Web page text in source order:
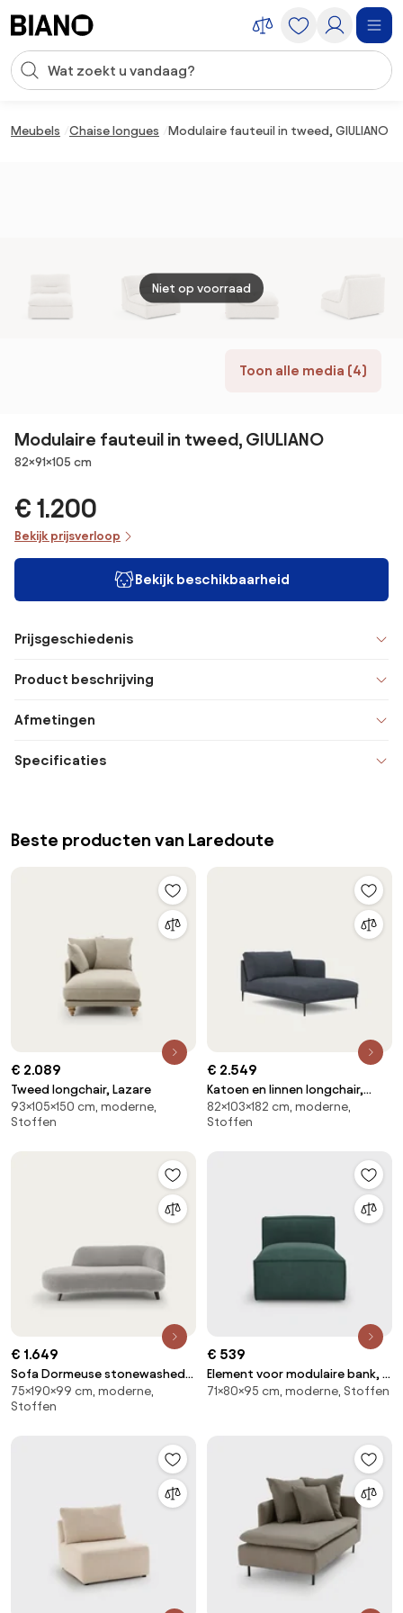
Zoekopdracht invoeren
Meubels Chaise longues Modulaire fauteuil in tweed, GIULIANO
Toon alle media (4)
Niet op voorraad
Modulaire fauteuil in tweed, GIULIANO
Afmetingen
82×91×105 cm
€ 1.200
Bekijk prijsverloop
Bekijk beschikbaarheid
Prijsgeschiedenis
Product beschrijving
Afmetingen
Specificaties
Beste producten van Laredoute
€ 2.089
Tweed longchair, Lazare
93×105×150 cm, moderne,
Stoffen
€ 2.549
Katoen en linnen longchair,
Oscar, ontwerp Emmanuel
Gallina
82×103×182 cm, moderne,
Stoffen
€ 1.649
Sofa Dormeuse stonewashed
fluweel, Rosebury, ontwerp
Emmanuel Gallina
75×190×99 cm, moderne,
Stoffen
€ 539
Element voor modulaire bank, in
ribfluweel, Seven
71×80×95 cm, moderne, Stoffen